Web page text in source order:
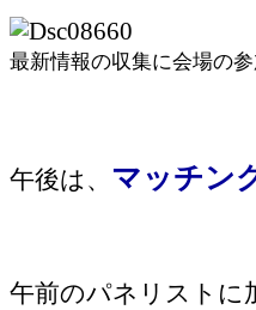
最新情報の収集に会場の
午後は、 マッチン
午前のパネリストに